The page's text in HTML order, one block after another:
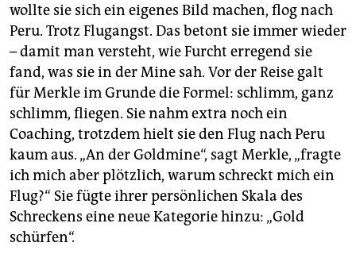
wollte sie sich ein eigenes Bild machen, flog nach
Peru. Trotz Flugangst. Das betont sie immer wieder
– damit man versteht, wie Furcht erregend sie
fand, was sie in der Mine sah. Vor der Reise galt
für Merkle im Grunde die Formel: schlimm, ganz
schlimm, fliegen. Sie nahm extra noch ein
Coaching, trotzdem hielt sie den Flug nach Peru
kaum aus. „An der Goldmine“, sagt Merkle, „fragte
ich mich aber plötzlich, warum schreckt mich ein
Flug?“ Sie fügte ihrer persönlichen Skala des
Schreckens eine neue Kategorie hinzu: „Gold
schürfen“.